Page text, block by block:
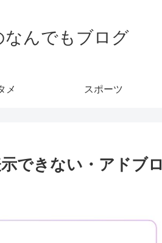
なんでもブログ
メ スポーツ
できない・アドブロ